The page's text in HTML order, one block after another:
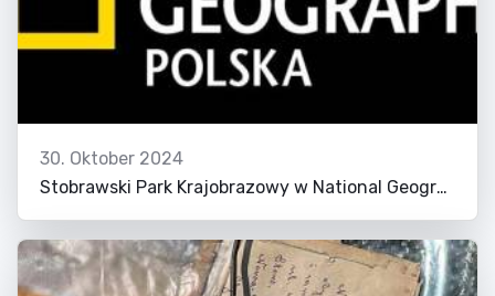
30. Oktober 2024
Stobrawski Park Krajobrazowy w National Geographic!